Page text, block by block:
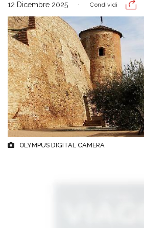
12 Dicembre 2025 Condividi
OLYMPUS DIGITAL CAMERA